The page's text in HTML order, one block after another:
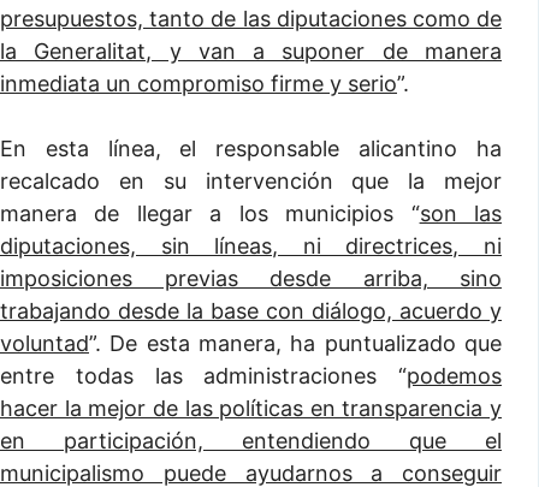
presupuestos, tanto de las diputaciones como de
la Generalitat, y van a suponer de manera
inmediata un compromiso firme y serio”.
En esta línea, el responsable alicantino ha
recalcado en su intervención que la mejor
manera de llegar a los municipios “son las
diputaciones, sin líneas, ni directrices, ni
imposiciones previas desde arriba, sino
trabajando desde la base con diálogo, acuerdo y
voluntad”. De esta manera, ha puntualizado que
entre todas las administraciones “podemos
hacer la mejor de las políticas en transparencia y
en participación, entendiendo que el
municipalismo puede ayudarnos a conseguir